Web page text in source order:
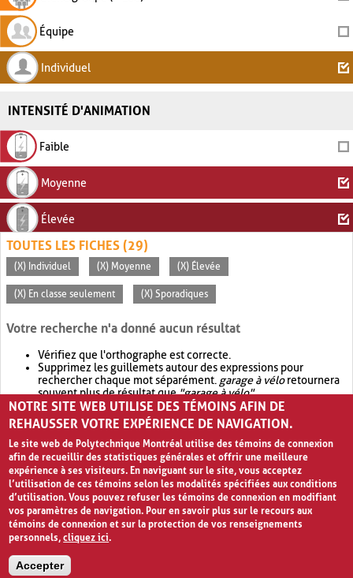
Équipe
Individuel
INTENSITÉ D'ANIMATION
Faible
Moyenne
Élevée
TOUTES LES FICHES (29)
(X) Individuel (X) Moyenne (X) Élevée
(X) En classe seulement (X) Sporadiques
Votre recherche n'a donné aucun résultat
Vérifiez que l'orthographe est correcte.
Supprimez les guillemets autour des expressions pour
rechercher chaque mot séparément. garage à véloretournera
souvent plus de résultat que"garage à vélo".
Envisagez d'élargir votre recherche avec OR.garage OR vélo
retournera souvent plus de résultat quegarage à vélo
NOTRE SITE WEB UTILISE DES TÉMOINS AFIN DE
REHAUSSER VOTRE EXPÉRIENCE DE NAVIGATION.
Le site web de Polytechnique Montréal utilise des témoins de connexion
afin de recueillir des statistiques générales et offrir une meilleure
expérience à ses visiteurs. En naviguant sur le site, vous acceptez
l’utilisation de ces témoins selon les modalités spécifiées aux conditions
d’utilisation. Vous pouvez refuser les témoins de connexion en modifiant
vos paramètres de navigation. Pour en savoir plus sur le recours aux
témoins de connexion et sur la protection de vos renseignements
personnels,cliquez ici.
Accepter